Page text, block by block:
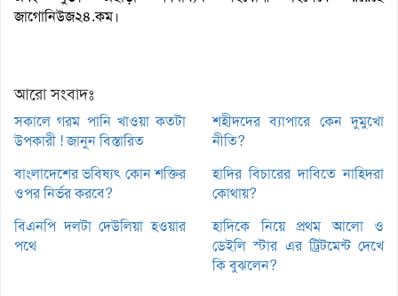
জাগোনিউজ২৪.কম।
আরো সংবাদঃ
সকালে গরম পানি খাওয়া কতটা
উপকারী ! জানুন বিস্তারিত
শহীদদের ব্যাপারে কেন দুমুখো
নীতি?
বাংলাদেশের ভবিষ্যৎ কোন শক্তির
ওপর নির্ভর করবে?
হাদির বিচারের দাবিতে নাহিদরা
কোথায়?
বিএনপি দলটা দেউলিয়া হওয়ার
পথে
হাদিকে নিয়ে প্রথম আলো ও
ডেইলি স্টার এর ট্রিটমেন্ট দেখে
কি বুঝলেন?